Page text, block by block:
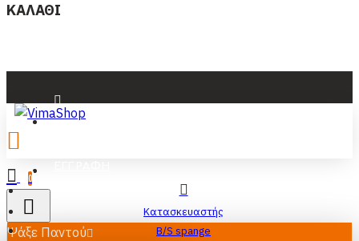
ΚΑΛΆΘΙ
ΕΊΣΟΔΟΣ
0
Ψάξε Παντού
Κατασκευαστής
B/S spange